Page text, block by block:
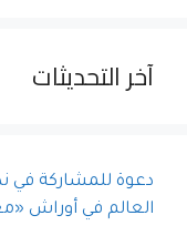
آخر التحديثات
دعوة للمشاركة في
العالم في أوراش «مغرب